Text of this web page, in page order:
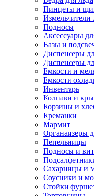
Пинцеты и
Измельчители
Подносы
Аксессуары
Вазы и
Диспенсеры
Диспенсеры
Емкости и
Емкости
Инвентарь
Колпаки и
Корзины и
Креманки
Мармит
Органайзеры
Пепельницы
Подносы и
Сахарницы и
Соусники и
Стойки